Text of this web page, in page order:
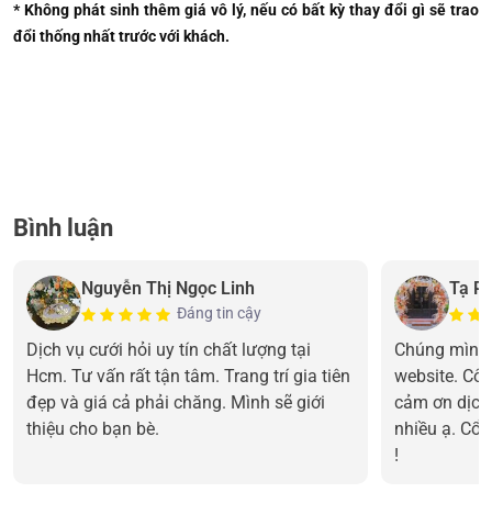
* Không phát sinh thêm giá vô lý, nếu có bất kỳ thay đổi gì sẽ trao
đổi thống nhất trước với khách.
Bình luận
Nguyễn Thị Ngọc Linh
Đáng tin cậy
Dịch vụ cưới hỏi uy tín chất lượng tại
Hcm. Tư vấn rất tận tâm. Trang trí gia tiên
đẹp và giá cả phải chăng. Mình sẽ giới
thiệu cho bạn bè.
Tạ
Chúng
website. Cô
cảm ơn
nhiều ạ.
!